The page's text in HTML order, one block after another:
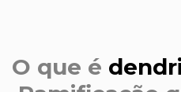
O que é